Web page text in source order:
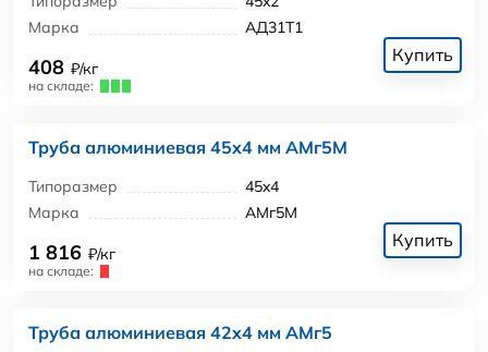
Марка
АД31Т1
408 ₽/кг
на складе:
Купить
Труба алюминиевая 45x4 мм АМг5М
Типоразмер
45x4
Марка
АМг5М
1 816 ₽/кг
на складе:
Купить
Труба алюминиевая 42x4 мм АМг5